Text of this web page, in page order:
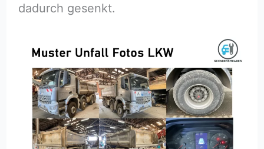
dadurch gesenkt.